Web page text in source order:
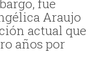
Araujo
actual que
años por